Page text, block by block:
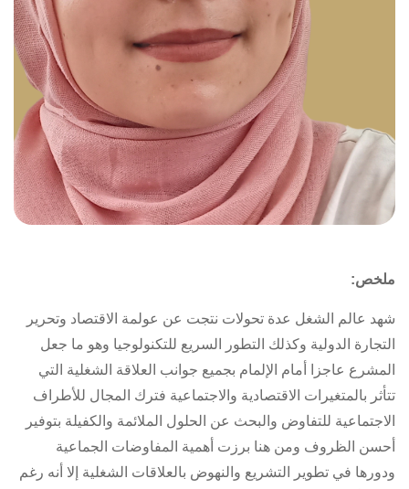
ملخص:
شهد عالم الشغل عدة تحولات نتجت عن عولمة الاقتصاد وتحرير
التجارة الدولية وكذلك التطور السريع للتكنولوجيا وهو ما جعل
المشرع عاجزا أمام الإلمام بجميع جوانب العلاقة الشغلية التي
تتأثر بالمتغيرات الاقتصادية والاجتماعية فترك المجال للأطراف
الاجتماعية للتفاوض والبحث عن الحلول الملائمة والكفيلة بتوفير
أحسن الظروف ومن هنا برزت أهمية المفاوضات الجماعية
ودورها في تطوير التشريع والنهوض بالعلاقات الشغلية إلا أنه رغم